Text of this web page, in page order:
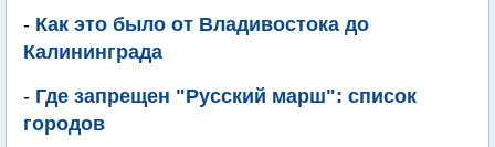
- Как это было от Владивостока до
Калининграда
- Где запрещен "Русский марш": список
городов